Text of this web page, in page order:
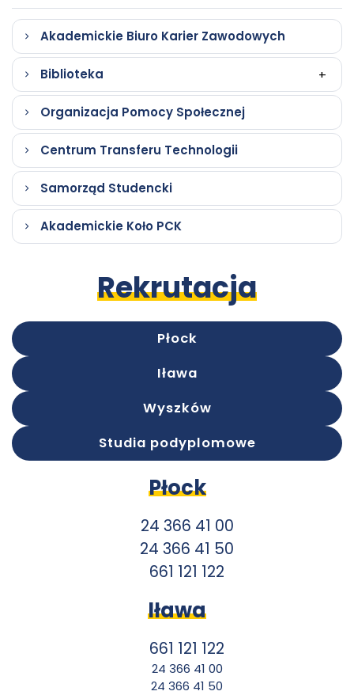
się
w
nowej
karcie
Akademickie Biuro Karier Zawodowych
się
nowej
Biblioteka +
Organizacja Pomocy Społecznej
Centrum Transferu Technologii
Samorząd Studencki
Akademickie Koło PCK
Rekrutacja
Płock
Iława
Wyszków
Studia podyplomowe
Płock
24 366 41 00
24 366 41 50
661 121 122
Iława
661 121 122
24 366 41 00
24 366 41 50